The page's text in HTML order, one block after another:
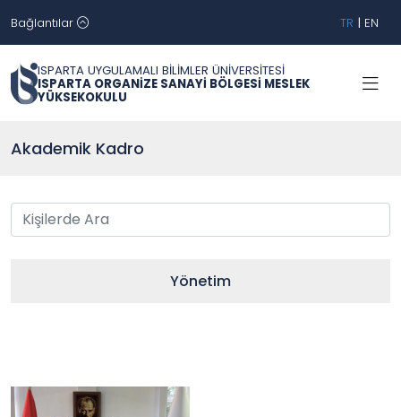
Bağlantılar TR | EN
ISPARTA UYGULAMALI BİLİMLER ÜNİVERSİTESİ
ISPARTA ORGANİZE SANAYİ BÖLGESİ MESLEK
YÜKSEKOKULU
Akademik Kadro
Yönetim